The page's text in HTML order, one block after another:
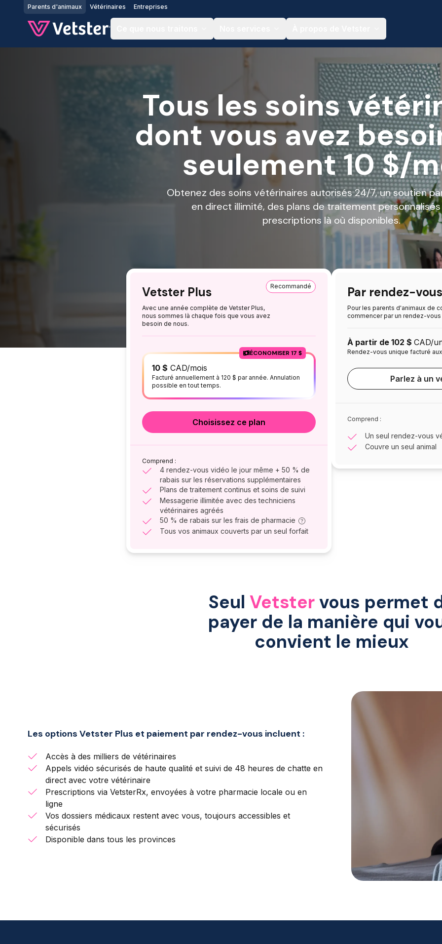
Jump to main content
Parents d'animaux Vétérinaires Entreprises
Tous les soins
dont vous avez
seulement 10 $/
Obtenez des soins vétérinaires autorisés 24/7, un soutien
en direct illimité, des plans de traitement
prescriptions là où disponibles.
Vetster Plus
Avec une année complète de Vetster Plus,
nous sommes là chaque fois que vous avez
besoin de nous.
Recommandé
ÉCONOMISER 17 $
10 $ CAD/mois
Facturé annuellement à 120 $ par année. Annulation
possible en tout temps.
Choisissez ce plan
Comprend :
4 rendez-vous vidéo le jour même + 50 % de
rabais sur les réservations supplémentaires
Plans de traitement continus et soins de suivi
Messagerie illimitée avec des techniciens
vétérinaires agréés
50 % de rabais sur les frais de pharmacie
Tous vos animaux couverts par un seul forfait
Par rendez-vous
Pour les parents d'animaux de
commencer par un rendez-vous
À partir de 102 $ CAD/
Rendez-vous unique facturé
Parlez à un
Comprend :
Un seul rendez-vous
Couvre un seul animal
Seul Vetstervous permet
payer de la manière qui
convient le mieux
Les options Vetster Plus et paiement par rendez-vous incluent :
Accès à des milliers de vétérinaires
Appels vidéo sécurisés de haute qualité et suivi de 48 heures de chatte en
direct avec votre vétérinaire
Prescriptions via VetsterRx, envoyées à votre pharmacie locale ou en
ligne
Vos dossiers médicaux restent avec vous, toujours accessibles et
sécurisés
Disponible dans tous les provinces